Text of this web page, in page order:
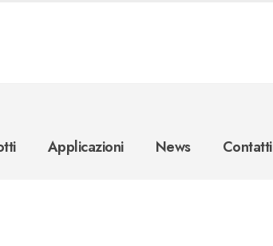
Applicazioni News Contatti